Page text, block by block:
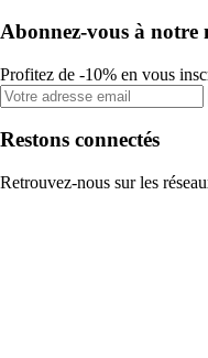
Abonnez-vous à notre
Profitez de -10% en vous
Restons connectés
Retrouvez-nous sur les